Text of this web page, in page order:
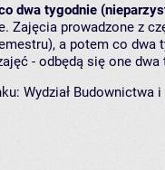
dwa tygodnie
Zajęcia prowadzone z
a potem co
- odbędą się one
Wydział Budownictwa